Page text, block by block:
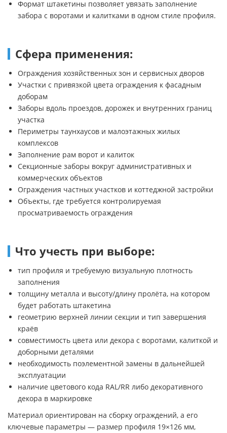
Формат штакетины позволяет увязать заполнение
забора с воротами и калитками в одном стиле профиля.
Сфера применения:
Ограждения хозяйственных зон и сервисных дворов
Участки с привязкой цвета ограждения к фасадным
доборам
Заборы вдоль проездов, дорожек и внутренних границ
участка
Периметры таунхаусов и малоэтажных жилых
комплексов
Заполнение рам ворот и калиток
Секционные заборы вокруг административных и
коммерческих объектов
Ограждения частных участков и коттеджной застройки
Объекты, где требуется контролируемая
просматриваемость ограждения
Что учесть при выборе:
тип профиля и требуемую визуальную плотность
заполнения
толщину металла и высоту/длину пролёта, на котором
будет работать штакетина
геометрию верхней линии секции и тип завершения
краёв
совместимость цвета или декора с воротами, калиткой и
доборными деталями
необходимость поэлементной замены в дальнейшей
эксплуатации
наличие цветового кода RAL/RR либо декоративного
декора в маркировке
Материал ориентирован на сборку ограждений, а его
ключевые параметры — размер профиля 19×126 мм,